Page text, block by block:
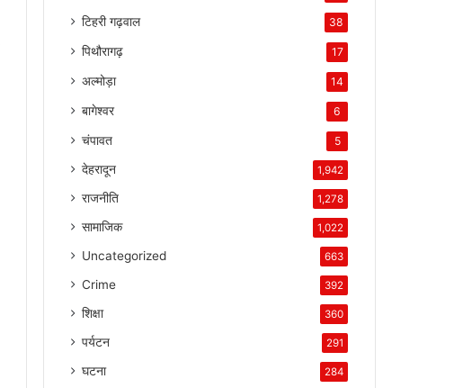
टिहरी गढ़वाल 38
पिथौरागढ़ 17
अल्मोड़ा 14
बागेश्वर 6
चंपावत 5
देहरादून 1,942
राजनीति 1,278
सामाजिक 1,022
Uncategorized 663
Crime 392
शिक्षा 360
पर्यटन 291
घटना 284